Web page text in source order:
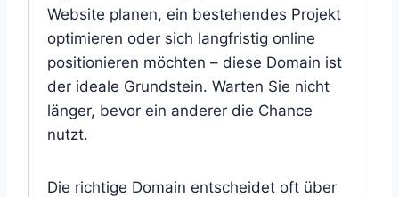
Website planen, ein bestehendes Projekt
optimieren oder sich langfristig online
positionieren möchten – diese Domain ist
der ideale Grundstein. Warten Sie nicht
länger, bevor ein anderer die Chance
nutzt.
Die richtige Domain entscheidet oft über